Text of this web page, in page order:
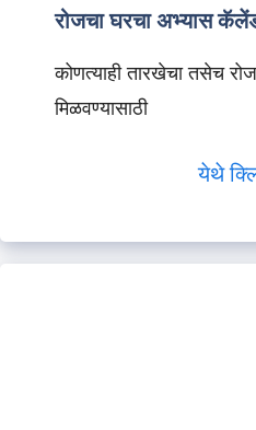
रोजचा घरचा अभ्यास
कोणत्याही तारखेचा तसेच
मिळवण्यासाठी
येथे